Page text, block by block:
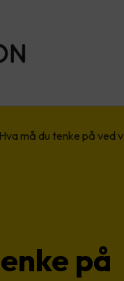
Hva må du tenke på ved
på